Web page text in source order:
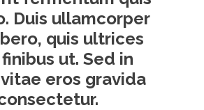
Duis ullamcorper
quis ultrices
ut. Sed in
eros gravida